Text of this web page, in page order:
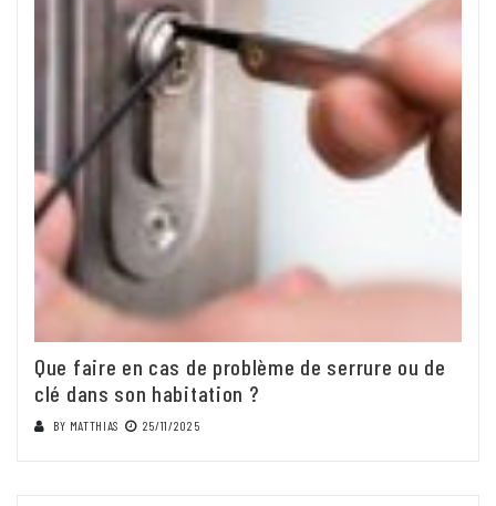
Que faire en cas de problème de serrure ou de
clé dans son habitation ?
BY MATTHIAS 25/11/2025